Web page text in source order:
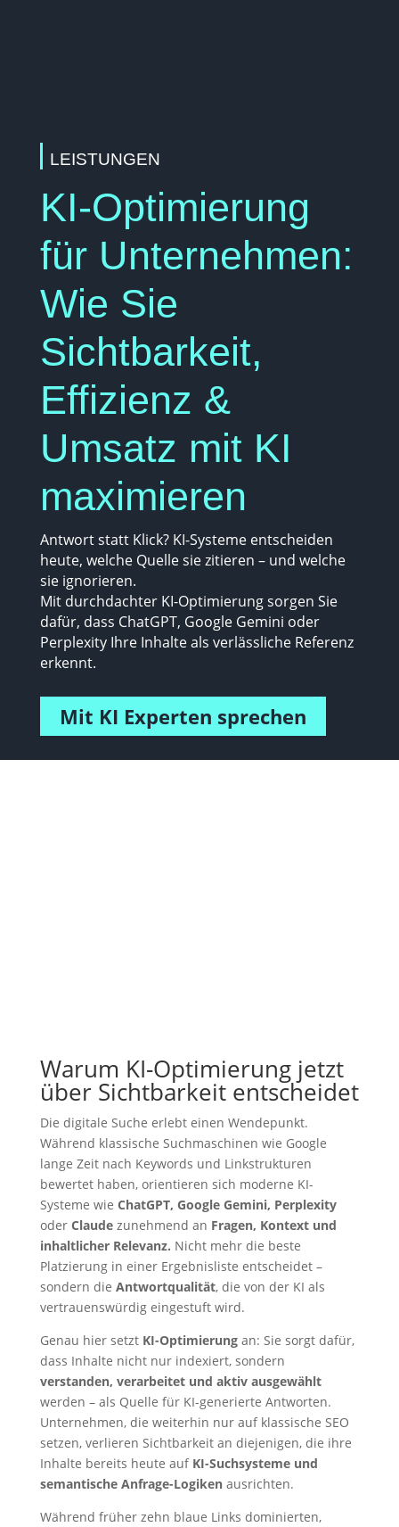
LEISTUNGEN
KI-Optimierung
für Unternehmen:
Wie Sie
Sichtbarkeit,
Effizienz &
Umsatz mit KI
maximieren
Antwort statt Klick? KI-Systeme entscheiden
heute, welche Quelle sie zitieren – und welche
sie ignorieren.
Mit durchdachter KI-Optimierung sorgen Sie
dafür, dass ChatGPT, Google Gemini oder
Perplexity Ihre Inhalte als verlässliche Referenz
erkennt.
Mit KI Experten sprechen
Warum KI-Optimierung jetzt
über Sichtbarkeit entscheidet
Die digitale Suche erlebt einen Wendepunkt.
Während klassische Suchmaschinen wie Google
lange Zeit nach Keywords und Linkstrukturen
bewertet haben, orientieren sich moderne KI-
Systeme wie ChatGPT, Google Gemini, Perplexity
oder Claudezunehmend an Fragen, Kontext und
inhaltlicher Relevanz. Nicht mehr die beste
Platzierung in einer Ergebnisliste entscheidet –
sondern die Antwortqualität, die von der KI als
vertrauenswürdig eingestuft wird.
Genau hier setzt KI-Optimierungan: Sie sorgt dafür,
dass Inhalte nicht nur indexiert, sondern
verstanden, verarbeitet und aktiv ausgewählt
werden – als Quelle für KI-generierte Antworten.
Unternehmen, die weiterhin nur auf klassische SEO
setzen, verlieren Sichtbarkeit an diejenigen, die ihre
Inhalte bereits heute auf KI-Suchsysteme und
semantische Anfrage-Logikenausrichten.
Während früher zehn blaue Links dominierten,